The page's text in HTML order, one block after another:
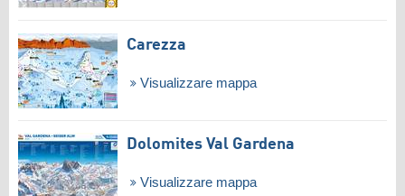
Carezza
Visualizzare mappa
Dolomites Val Gardena
Visualizzare mappa